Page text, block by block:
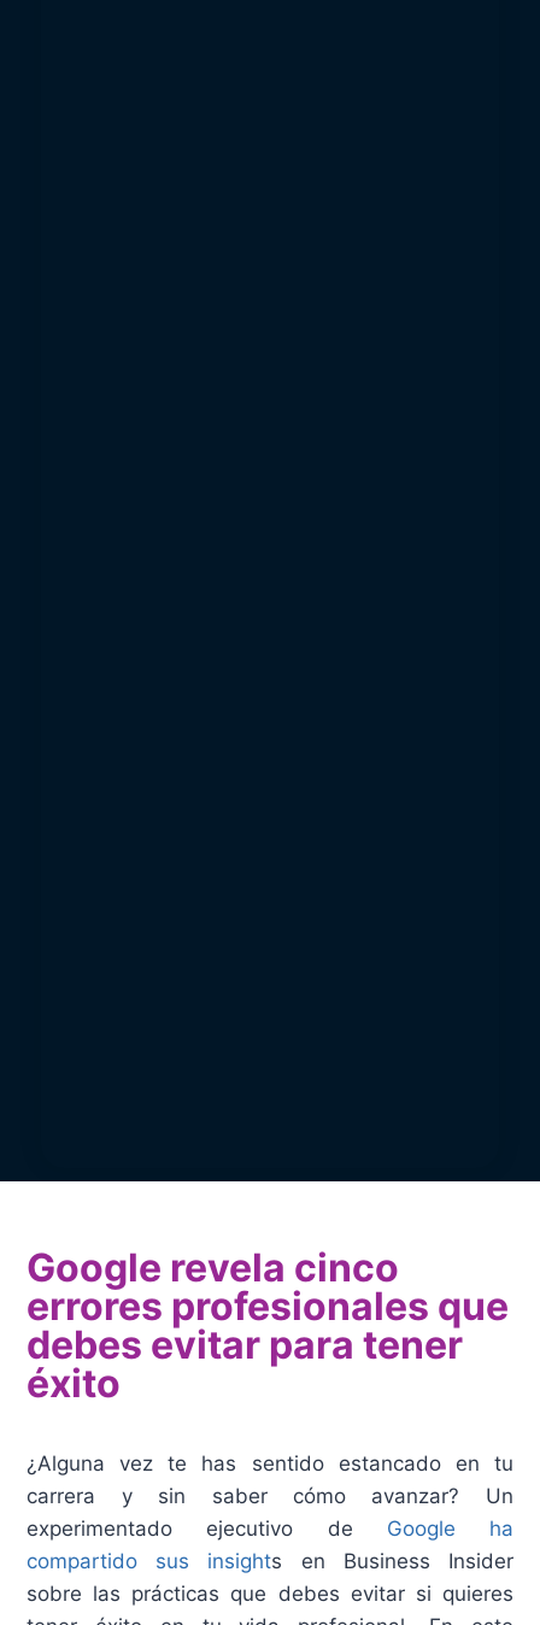
Google revela cinco
errores profesionales que
debes evitar para tener
éxito
¿Alguna vez te has sentido estancado en tu
carrera y sin saber cómo avanzar? Un
experimentado ejecutivo de Google ha
compartido sus insights en Business Insider
sobre las prácticas que debes evitar si quieres